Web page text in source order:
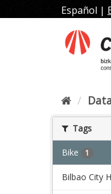
to
Español |
Tags
Bike 1
Bilbao City